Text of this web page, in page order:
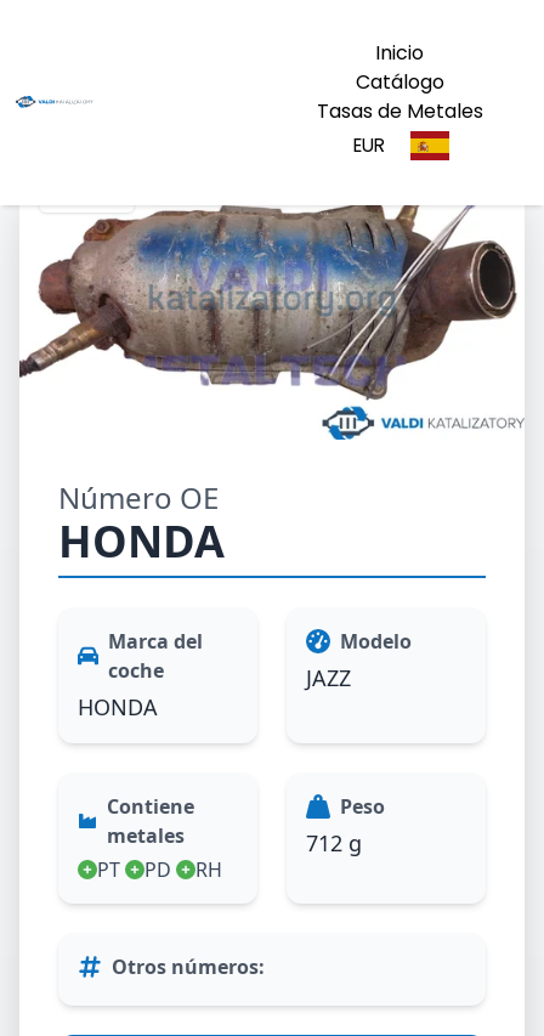
Inicio
Catálogo
Tasas de Metales
EUR
Número OE
HONDA
Marca del
coche
HONDA
Modelo
JAZZ
Contiene
metales
PT
PD RH
Peso
712 g
Otros números: